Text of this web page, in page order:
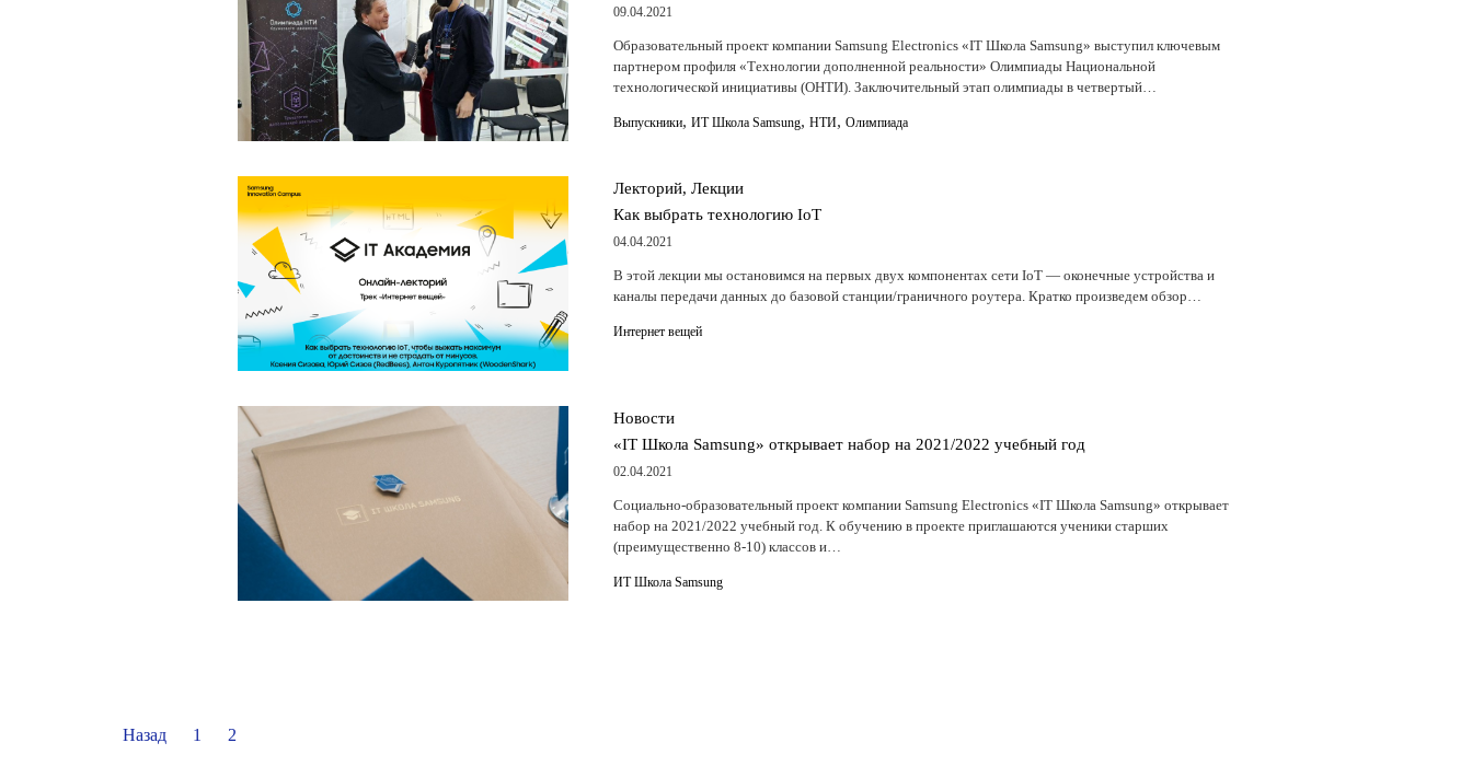
09.04.2021
Образовательный проект компании Samsung Electronics «IT Школа Samsung» выступил ключевым
партнером профиля «Технологии дополненной реальности» Олимпиады Национальной
технологической инициативы (ОНТИ). Заключительный этап олимпиады в четвертый…
Выпускники, ИТ Школа Samsung, НТИ, Олимпиада
Лекторий, Лекции
Как выбрать технологию IoT
04.04.2021
В этой лекции мы остановимся на первых двух компонентах сети IoT — оконечные устройства и
каналы передачи данных до базовой станции/граничного роутера. Кратко произведем обзор…
Интернет вещей
Новости
«IT Школа Samsung» открывает набор на 2021/2022 учебный год
02.04.2021
Социально-образовательный проект компании Samsung Electronics «IT Школа Samsung» открывает
набор на 2021/2022 учебный год. К обучению в проекте приглашаются ученики старших
(преимущественно 8-10) классов и…
ИТ Школа Samsung
Назад 1 2